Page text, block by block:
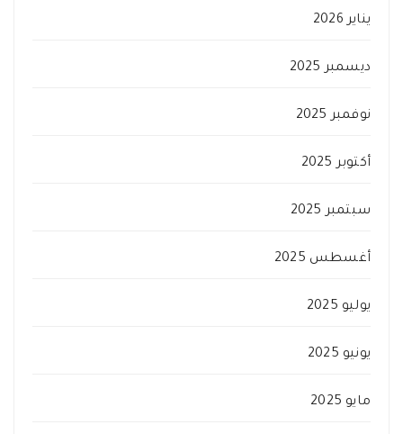
يناير 2026
ديسمبر 2025
نوفمبر 2025
أكتوبر 2025
سبتمبر 2025
أغسطس 2025
يوليو 2025
يونيو 2025
مايو 2025